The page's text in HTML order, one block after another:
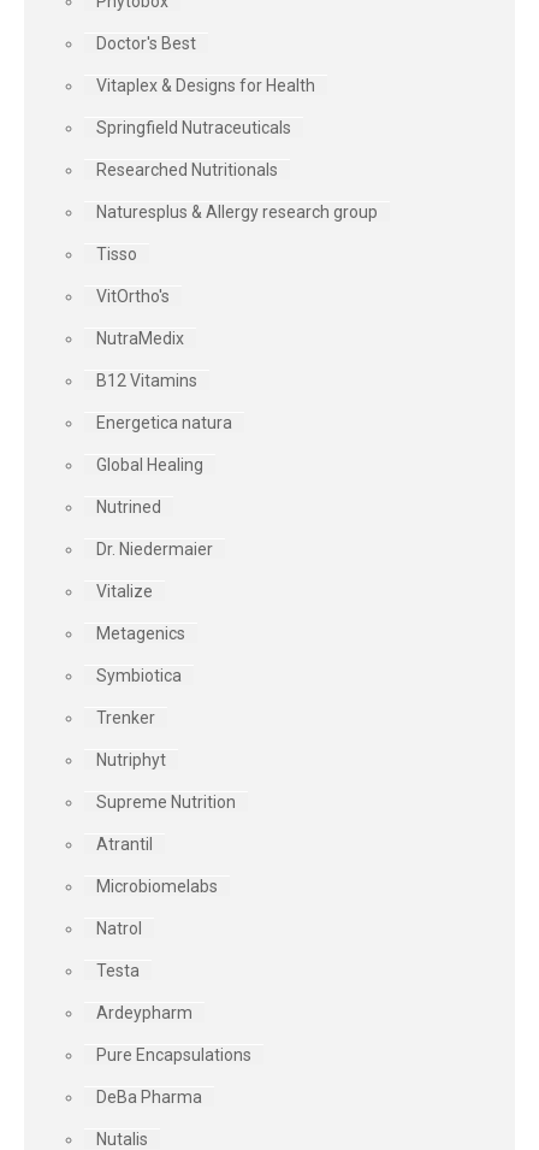
Doctor's Best
Vitaplex & Designs for Health
Springfield Nutraceuticals
Researched Nutritionals
Naturesplus & Allergy research group
Tisso
VitOrtho's
NutraMedix
B12 Vitamins
Energetica natura
Global Healing
Nutrined
Dr. Niedermaier
Vitalize
Metagenics
Symbiotica
Trenker
Nutriphyt
Supreme Nutrition
Atrantil
Microbiomelabs
Natrol
Testa
Ardeypharm
Pure Encapsulations
DeBa Pharma
Nutalis